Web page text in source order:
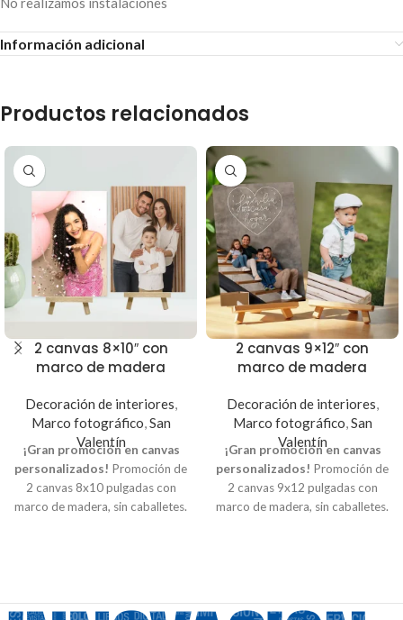
Información adicional
Productos relacionados
2 canvas 8×10″ con
marco de madera
Decoración de interiores,
Marco fotográfico,San
Valentín
¡Gran promoción en canvas
personalizados! Promoción de
2 canvas 8x10 pulgadas con
marco de madera, sin caballetes.
personalizados con la fotografía
2 canvas 9×12″ con
marco de madera
Decoración de interiores,
Marco fotográfico,San
Valentín
¡Gran promoción en canvas
personalizados! Promoción de
2 canvas 9x12 pulgadas con
marco de madera, sin caballetes.
personalizados con la fotografía